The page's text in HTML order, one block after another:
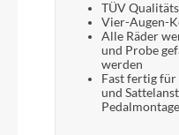
TÜV
Vier-Augen-
Alle Räder
und Probe
werden
Fast fertig
und